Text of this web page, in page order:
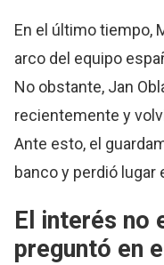
En el último tiempo,
arco del equipo
No obstante, Jan
recientemente y
Ante esto, el
banco y perdió
El interés no
preguntó en